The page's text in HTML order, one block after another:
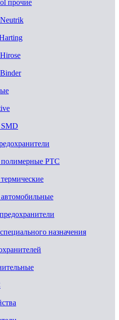
прочие
PTC
назначения